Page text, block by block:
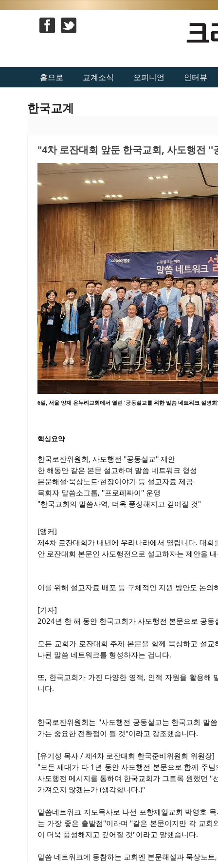
홈으로 교계소식 오피니언 인터뷰
한국교계
"4차 로잔대회 앞둔 한국교회, 사도행전
6일, 서울 양재 온누리교회에서 열린 '공동설교를 위한 말씀 네트워크 설명
핵심요약
한국로잔위원회, 사도행전 ''공동설교'' 제안
한 해동안 같은 본문 설교하며 말씀 네트워크 형성
본문해설·묵상노트·현장이야기 등 설교자료 제공
목회자 말씀소그룹, ''프로페짜이'' 운영
"한국교회의 말씀사역, 더욱 풍성해지고 깊어질 것"
[앵커]
제4차 로잔대회가 내년에 우리나라에서 열립니다. 대
안 로잔대회 본문인 사도행전으로 설교하자는 제안을
이를 위해 설교자료 배포 등 구체적인 지원 방안도 논
[기자]
2024년 한 해 동안 한국교회가 사도행전 본문으로 공
모든 교회가 로잔대회 주제 본문을 함께 묵상하고 설
나된 말씀 네트워크를 형성하자는 겁니다.
또, 한국교회가 가진 다양한 영적, 인적 자원을 활용해
니다.
한국로잔위원회는 "사도행전 공동설교는 한국교회 말
가는 중요한 전환점이 될 것"이라고 강조했습니다.
[유기성 목사 / 제4차 로잔대회 한국준비위원회 위원장]
"모든 세대가 다 1년 동안 사도행전 본문으로 함께 주
사도행전 메시지를 통하여 한국교회가 그토록 원했던
가져오지 않겠는가 (생각합니다.)"
말씀네트워크 지도목사로 나선 포항제일교회 박영호
는 가장 좋은 출발점"이라며 "같은 본문이지만 각 교
이 더욱 풍성해지고 깊어질 것"이라고 말했습니다.
말씀 네트워크에 동참하는 교회엔 본문해설과 묵상노